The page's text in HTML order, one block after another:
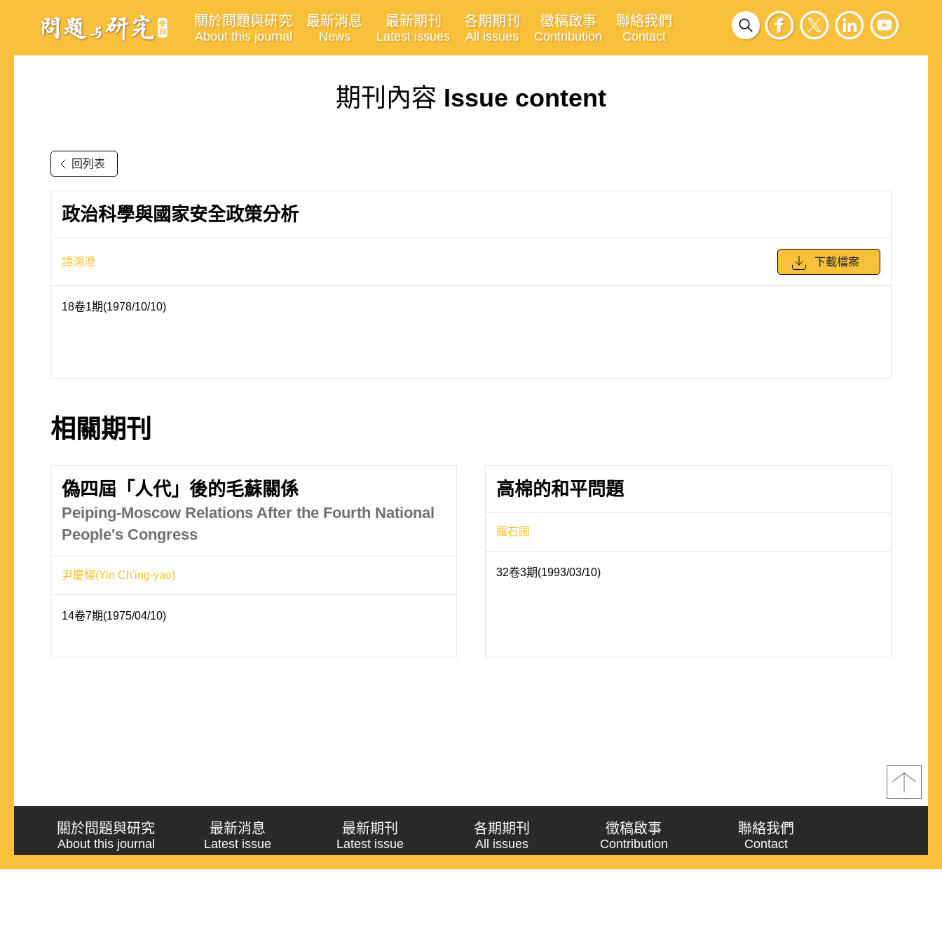
關於問題與研究
About this journal
最新消息
News
最新期刊
Latest issues
各期期刊
All issues
徵稿啟事
Contribution
聯絡我們
Contact
期刊內容 Issue content
回列表
政治科學與國家安全政策分析
譚溯澄 下載檔案
18卷1期(1978/10/10)
相關期刊
偽四屆「人代」後的毛蘇關係
Peiping-Moscow Relations After the Fourth National
People's Congress
尹慶耀(Yin Ch'ing-yao)
14卷7期(1975/04/10)
高棉的和平問題
羅石圃
32卷3期(1993/03/10)
關於問題與研究
About this journal
最新消息
Latest issue
最新期刊
Latest issue
各期期刊
All issues
徵稿啟事
Contribution
聯絡我們
Contact